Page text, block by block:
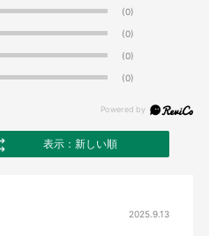
(0)
(0)
(0)
(0)
表示：新しい順
2025.9.13